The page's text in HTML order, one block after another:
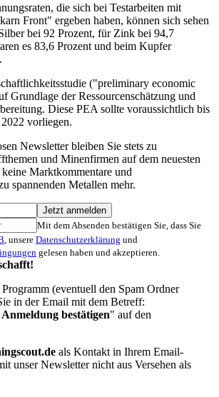
die sich bei Testarbeiten mit
Front" ergeben haben, können sich sehen
bei 92 Prozent, für Zink bei 94,7
es 83,6 Prozent und beim Kupfer
("preliminary economic
Grundlage der Ressourcenschätzung und
Diese PEA sollte voraussichtlich bis
vorliegen.
Newsletter bleiben Sie stets zu
und Minenfirmen auf dem neuesten
keine Marktkommentare und
spannenden Metallen mehr.
Jetzt anmelden
Mit dem Absenden bestätigen Sie, dass Sie
, unsere Datenschutzerklärung und
gelesen haben und akzeptieren.
(eventuell den Spam Ordner
in der Email mit dem Betreff:
bestätigen" auf den
als Kontakt in Ihrem Email-
unser Newsletter nicht aus Versehen als